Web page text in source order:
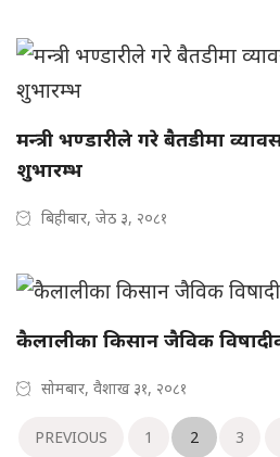
मन्त्री भण्डारीले गरे बैतडीमा
शुभारम्भ
बिहीबार, जेठ ३, २०८१
कैलालीका किसान जैविक
सोमबार, वैशाख ३१, २०८१
PREVIOUS 1 2 3